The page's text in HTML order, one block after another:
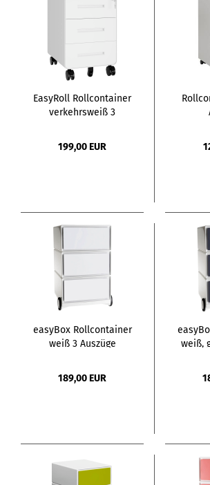
EasyRoll Rollcontainer
verkehrsweiß 3
199,00 EUR
easyBox Rollcontainer
weiß 3 Auszüge
189,00 EUR
weiß,